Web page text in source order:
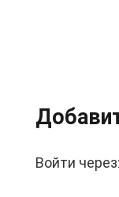
Войти через: